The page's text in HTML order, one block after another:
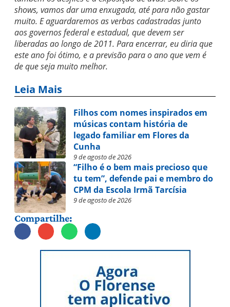
shows, vamos dar uma enxugada, até para não gastar
muito. E aguardaremos as verbas cadastradas junto
aos governos federal e estadual, que devem ser
liberadas ao longo de 2011. Para encerrar, eu diria que
este ano foi ótimo, e a previsão para o ano que vem é
de que seja muito melhor.
Leia Mais
Filhos com nomes inspirados em
músicas contam história de
legado familiar em Flores da
Cunha
9 de agosto de 2026
“Filho é o bem mais precioso que
tu tem”, defende pai e membro do
CPM da Escola Irmã Tarcísia
9 de agosto de 2026
Compartilhe: